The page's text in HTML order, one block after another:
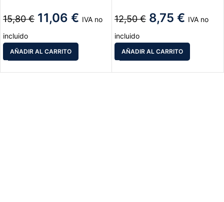
15,80€ 11,06 € IVA no
incluido
AÑADIR AL CARRITO
12,50€ 8,75 € IVA no
incluido
AÑADIR AL CARRITO